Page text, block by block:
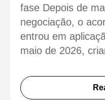
fase Depois de
negociação, o
entrou em
maio de 2026,